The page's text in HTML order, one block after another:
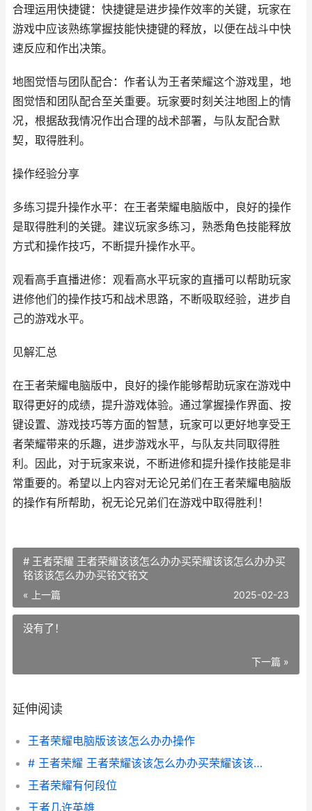
合理运用快捷键：快捷键是进步操作效率的关键，玩家在
游戏中应该熟练掌握技能快捷键的释放，以便在战斗中快
速反应和作出决策。
地图觉悟与团队配合：作者认为王者荣耀这个游戏里，地
图觉悟和团队配合至关重要。玩家要时刻关注地图上的情
况，根据敌我情况作出合理的战术部署，与队友配合默
契，取得胜利。
操作经验分享
多练习提升操作水平：在王者荣耀电脑版中，良好的操作
是取得胜利的关键。建议玩家多练习，熟悉角色技能释放
方式和操作技巧，不断提升操作水平。
观看高手直播进修：观看高水平玩家的直播可以帮助玩家
进修他们的操作技巧和战术思路，不断吸取经验，进步自
己的游戏水平。
见解汇总
在王者荣耀电脑版中，良好的操作能够帮助玩家在游戏中
取得更好的成绩，提升游戏体验。通过掌握操作界面、按
键设置、游戏技巧等方面的智慧，玩家可以更好地享受王
者荣耀带来的乐趣，进步游戏水平，与队友共同取得胜
利。因此，对于玩家来说，不断进修和提升操作技能是非
常重要的。希望以上内容对无论兄弟们在王者荣耀电脑版
的操作有所帮助，祝无论兄弟们在游戏中取得胜利！
# 王者荣耀 王者荣耀该该怎么办办买荣耀该该怎么办办买
铭该该怎么办办买铭文铭文
« 上一篇 2025-02-23
没有了！
下一篇 »
延伸阅读
王者荣耀电脑版该该怎么办办操作
# 王者荣耀 王者荣耀该该怎么办办买荣耀该该怎么办办买铭该该怎么办办买铭文铭文
王者荣耀有何段位
王者几许英雄